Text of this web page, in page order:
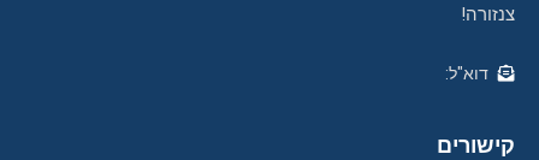
צנזורה!
דוא"ל:
קישורים